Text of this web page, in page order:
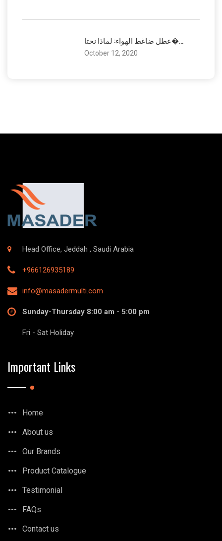
عطل ضاغط الهواء: لماذا نحتا�...
October 12, 2020
Head Office, Jeddah , Saudi Arabia
+966126935189
info@masadermulti.com
Sunday-Thursday 8:00 am - 5:00 pm
Fri - Sat Holiday
Important Links
Home
About us
Our Brands
Product Catalogue
Testimonial
FAQs
Contact us